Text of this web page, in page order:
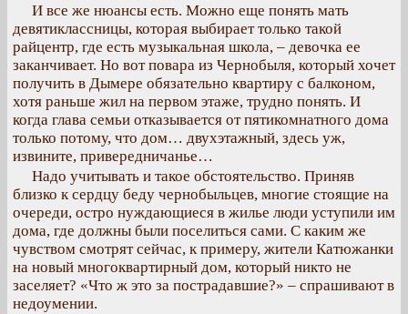
И все же нюансы есть. Можно еще понять мать
девятиклассницы, которая выбирает только такой
райцентр, где есть музыкальная школа, – девочка ее
заканчивает. Но вот повара из Чернобыля, который хочет
получить в Дымере обязательно квартиру с балконом,
хотя раньше жил на первом этаже, трудно понять. И
когда глава семьи отказывается от пятикомнатного дома
только потому, что дом… двухэтажный, здесь уж,
извините, привередничанье…
Надо учитывать и такое обстоятельство. Приняв
близко к сердцу беду чернобыльцев, многие стоящие на
очереди, остро нуждающиеся в жилье люди уступили им
дома, где должны были поселиться сами. С каким же
чувством смотрят сейчас, к примеру, жители Катюжанки
на новый многоквартирный дом, который никто не
заселяет? «Что ж это за пострадавшие?» – спрашивают в
недоумении.